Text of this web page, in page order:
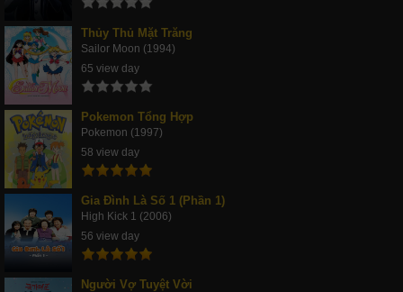
Thủy Thủ Mặt Trăng
Sailor Moon (1994)
65 view day
Pokemon Tổng Hợp
Pokemon (1997)
58 view day
Gia Đình Là Số 1 (Phần 1)
High Kick 1 (2006)
56 view day
Người Vợ Tuyệt Vời